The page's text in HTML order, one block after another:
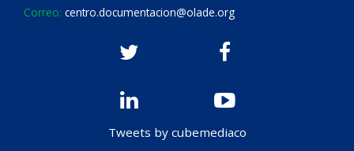
Correo: centro.documentacion@olade.org
Tweets by cubemediaco